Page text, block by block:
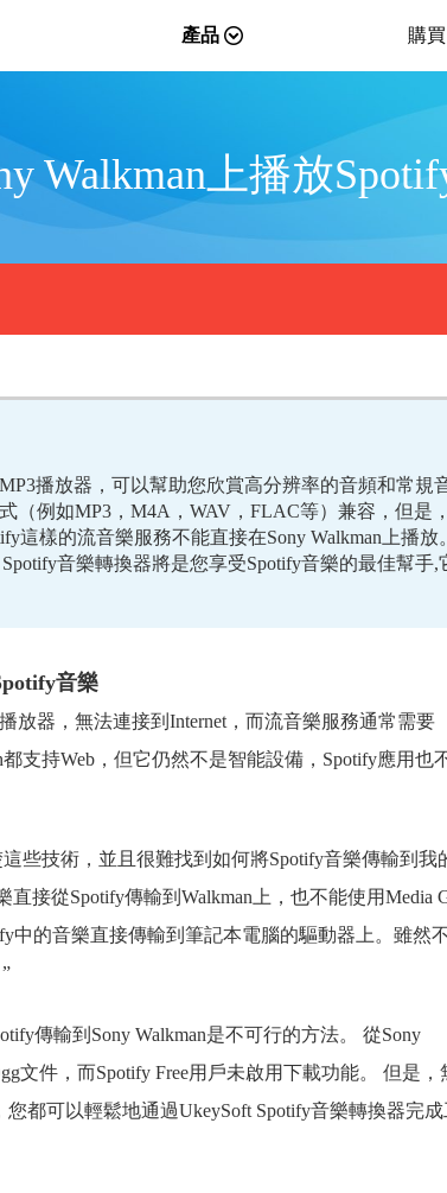
產品 購買
Walkman上播放
播放器，可以幫助您欣賞高分辨率的音頻和常規
（例如MP3，M4A，WAV，FLAC等）兼容，但是
這樣的流音樂服務不能直接在Sony Walkman上播放
音樂轉換器將是您享受Spotify音樂的最佳幫手,
音樂
放器，無法連接到Internet，而流音樂服務通常需要
都支持Web，但它仍然不是智能設備，Spotify應用也
些技術，並且很難找到如何將Spotify音樂傳輸到我
直接從Spotify傳輸到Walkman上，也不能使用Media
中的音樂直接傳輸到筆記本電腦的驅動器上。雖然
傳輸到Sony Walkman是不可行的方法。 從Sony
文件，而Spotify Free用戶未啟用下載功能。 但是，
您都可以輕鬆地通過UkeySoft Spotify音樂轉換器完